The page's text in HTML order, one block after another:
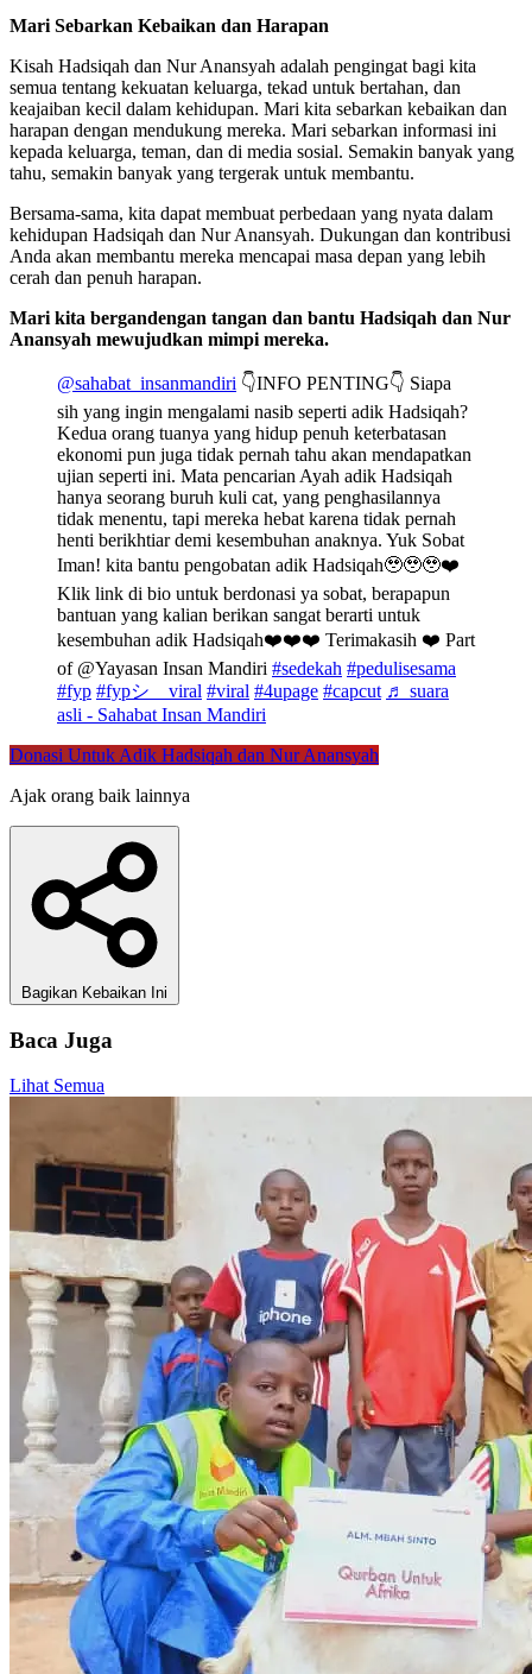
Mari Sebarkan Kebaikan dan Harapan
Kisah Hadsiqah dan Nur Anansyah adalah pengingat bagi kita
semua tentang kekuatan keluarga, tekad untuk bertahan, dan
keajaiban kecil dalam kehidupan. Mari kita sebarkan kebaikan dan
harapan dengan mendukung mereka. Mari sebarkan informasi ini
kepada keluarga, teman, dan di media sosial. Semakin banyak yang
tahu, semakin banyak yang tergerak untuk membantu.
Bersama-sama, kita dapat membuat perbedaan yang nyata dalam
kehidupan Hadsiqah dan Nur Anansyah. Dukungan dan kontribusi
Anda akan membantu mereka mencapai masa depan yang lebih
cerah dan penuh harapan.
Mari kita bergandengan tangan dan bantu Hadsiqah dan Nur
Anansyah mewujudkan mimpi mereka.
@sahabat_insanmandiri 👇INFO PENTING👇 Siapa
sih yang ingin mengalami nasib seperti adik Hadsiqah?
Kedua orang tuanya yang hidup penuh keterbatasan
ekonomi pun juga tidak pernah tahu akan mendapatkan
ujian seperti ini. Mata pencarian Ayah adik Hadsiqah
hanya seorang buruh kuli cat, yang penghasilannya
tidak menentu, tapi mereka hebat karena tidak pernah
henti berikhtiar demi kesembuhan anaknya. Yuk Sobat
Iman! kita bantu pengobatan adik Hadsiqah🥹🥹🥹❤️
Klik link di bio untuk berdonasi ya sobat, berapapun
bantuan yang kalian berikan sangat berarti untuk
kesembuhan adik Hadsiqah❤️❤️❤️ Terimakasih ❤️ Part
of @Yayasan Insan Mandiri #sedekah #pedulisesama
#fyp #fypシ゚viral #viral #4upage #capcut ♬ suara
asli - Sahabat Insan Mandiri
Donasi Untuk Adik Hadsiqah dan Nur Anansyah
Ajak orang baik lainnya
Bagikan Kebaikan Ini
Baca Juga
Lihat Semua